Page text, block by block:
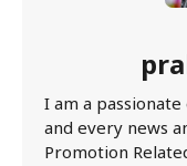
I am a
and every news
Promotion